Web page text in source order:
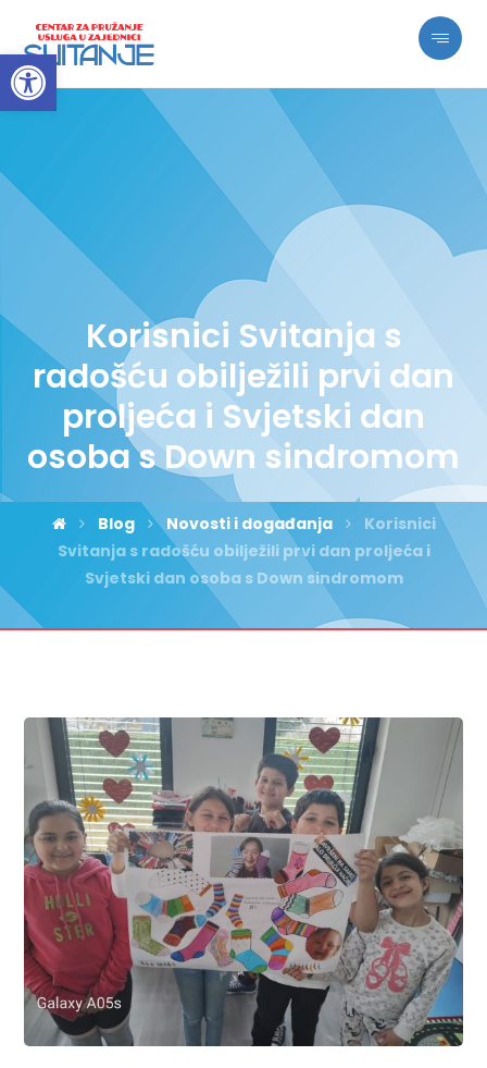
Open toolbar
Korisnici Svitanja s
radošću obilježili prvi dan
proljeća i Svjetski dan
osoba s Down sindromom
Blog Novosti i događanja
Korisnici
Svitanja s radošću obilježili prvi dan proljeća i
Svjetski dan osoba s Down sindromom